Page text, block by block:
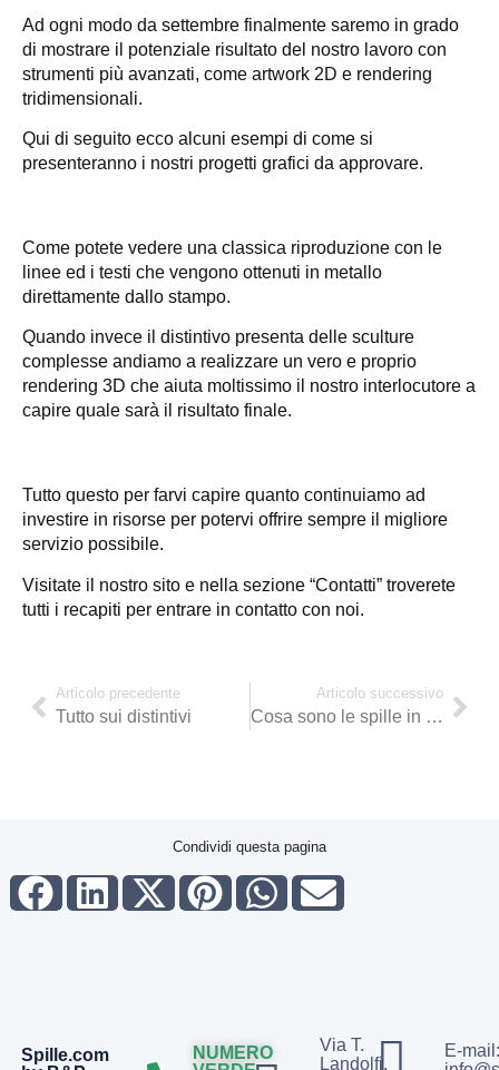
Ad ogni modo da settembre finalmente saremo in grado
di mostrare il potenziale risultato del nostro lavoro con
strumenti più avanzati, come artwork 2D e rendering
tridimensionali.
Qui di seguito ecco alcuni esempi di come si
presenteranno i nostri progetti grafici da approvare.
Come potete vedere una classica riproduzione con le
linee ed i testi che vengono ottenuti in metallo
direttamente dallo stampo.
Quando invece il distintivo presenta delle sculture
complesse andiamo a realizzare un vero e proprio
rendering 3D che aiuta moltissimo il nostro interlocutore a
capire quale sarà il risultato finale.
Tutto questo per farvi capire quanto continuiamo ad
investire in risorse per potervi offrire sempre il migliore
servizio possibile.
Visitate il nostro sito e nella sezione “Contatti” troverete
tutti i recapiti per entrare in contatto con noi.
Articolo precedente
Tutto sui distintivi
Articolo successivo
Cosa sono le spille in ferro
Condividi questa pagina
Spille.com
NUMERO
Via T.
Landolfi,
E-mail: